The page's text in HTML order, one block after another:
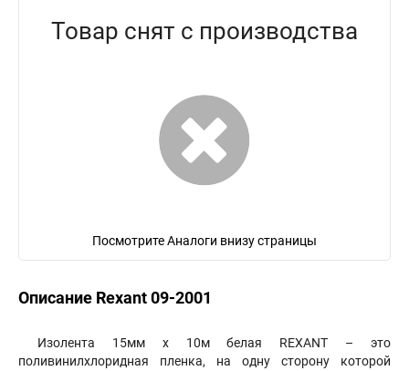
Товар снят с производства
Посмотрите Аналоги внизу страницы
Описание Rexant 09-2001
Изолента 15мм х 10м белая REXANT – это
поливинилхлоридная пленка, на одну сторону которой